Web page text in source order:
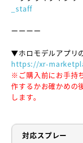
_staff
ーーーー
https://xr-
※ご購入前にお手持
作するかお確かめの
します。
対応スプレー